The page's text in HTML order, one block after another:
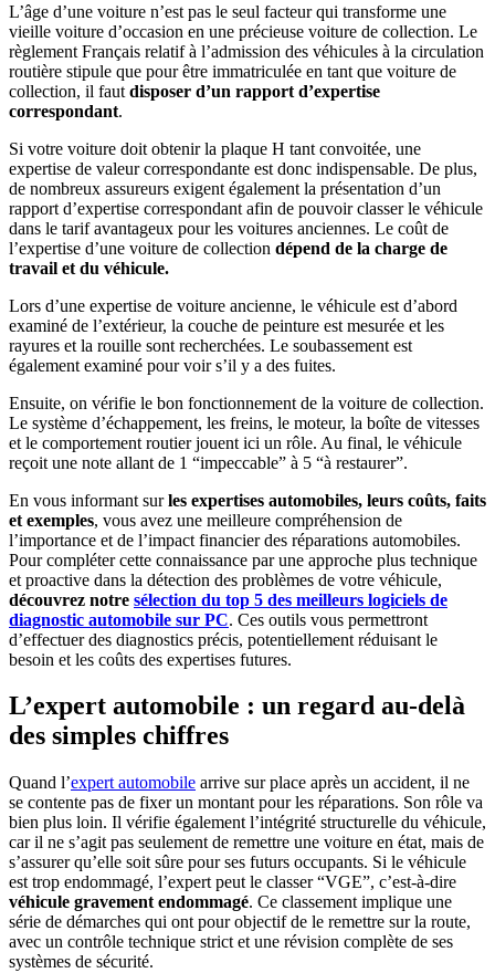
L’âge d’une voiture n’est pas le seul facteur qui transforme une
vieille voiture d’occasion en une précieuse voiture de collection. Le
règlement Français relatif à l’admission des véhicules à la circulation
routière stipule que pour être immatriculée en tant que voiture de
collection, il faut disposer d’un rapport d’expertise
correspondant.
Si votre voiture doit obtenir la plaque H tant convoitée, une
expertise de valeur correspondante est donc indispensable. De plus,
de nombreux assureurs exigent également la présentation d’un
rapport d’expertise correspondant afin de pouvoir classer le véhicule
dans le tarif avantageux pour les voitures anciennes. Le coût de
l’expertise d’une voiture de collection dépend de la charge de
travail et du véhicule.
Lors d’une expertise de voiture ancienne, le véhicule est d’abord
examiné de l’extérieur, la couche de peinture est mesurée et les
rayures et la rouille sont recherchées. Le soubassement est
également examiné pour voir s’il y a des fuites.
Ensuite, on vérifie le bon fonctionnement de la voiture de collection.
Le système d’échappement, les freins, le moteur, la boîte de vitesses
et le comportement routier jouent ici un rôle. Au final, le véhicule
reçoit une note allant de 1 “impeccable” à 5 “à restaurer”.
En vous informant surles expertises automobiles, leurs coûts, faits
et exemples, vous avez une meilleure compréhension de
l’importance et de l’impact financier des réparations automobiles.
Pour compléter cette connaissance par une approche plus technique
et proactive dans la détection des problèmes de votre véhicule,
découvrez notre sélection du top 5 des meilleurs logiciels de
diagnostic automobile sur PC. Ces outils vous permettront
d’effectuer des diagnostics précis, potentiellement réduisant le
besoin et les coûts des expertises futures.
L’expert automobile : un regard au-delà
des simples chiffres
Quand l’expert automobile arrive sur place après un accident, il ne
se contente pas de fixer un montant pour les réparations. Son rôle va
bien plus loin. Il vérifie également l’intégrité structurelle du véhicule,
car il ne s’agit pas seulement de remettre une voiture en état, mais de
s’assurer qu’elle soit sûre pour ses futurs occupants. Si le véhicule
est trop endommagé, l’expert peut le classer “VGE”, c’est-à-dire
véhicule gravement endommagé. Ce classement implique une
série de démarches qui ont pour objectif de le remettre sur la route,
avec un contrôle technique strict et une révision complète de ses
systèmes de sécurité.